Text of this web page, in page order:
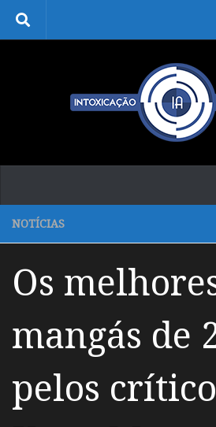
Skip to content
NOTÍCIAS
Os
mangás de
pelos